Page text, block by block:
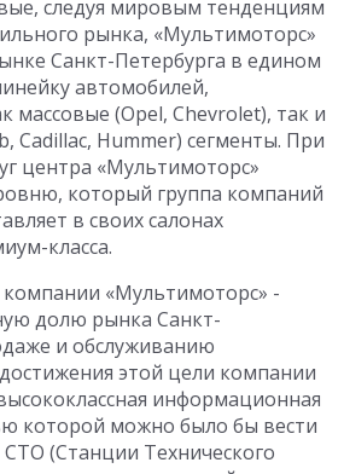
следуя мировым тенденциям
рынка, «Мультимоторс»
Санкт-Петербурга в едином
автомобилей,
(Opel, Chevrolet), так и
Cadillac, Hummer) сегменты. При
центра «Мультимоторс»
который группа компаний
в своих салонах
класса.
«Мультимоторс» -
долю рынка Санкт-
и обслуживанию
этой цели компании
информационная
которой можно было бы вести
(Станции Технического